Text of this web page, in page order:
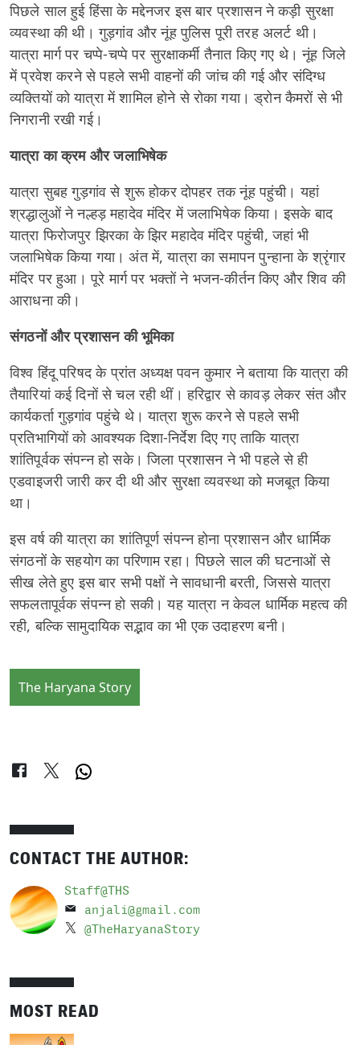
पिछले साल हुई हिंसा के मद्देनजर इस बार प्रशासन ने कड़ी सुरक्षा
व्यवस्था की थी। गुड़गांव और नूंह पुलिस पूरी तरह अलर्ट थी।
यात्रा मार्ग पर चप्पे-चप्पे पर सुरक्षाकर्मी तैनात किए गए थे। नूंह जिले
में प्रवेश करने से पहले सभी वाहनों की जांच की गई और संदिग्ध
व्यक्तियों को यात्रा में शामिल होने से रोका गया। ड्रोन कैमरों से भी
निगरानी रखी गई।
यात्रा का क्रम और जलाभिषेक
यात्रा सुबह गुड़गांव से शुरू होकर दोपहर तक नूंह पहुंची। यहां
श्रद्धालुओं ने नल्हड़ महादेव मंदिर में जलाभिषेक किया। इसके बाद
यात्रा फिरोजपुर झिरका के झिर महादेव मंदिर पहुंची, जहां भी
जलाभिषेक किया गया। अंत में, यात्रा का समापन पुन्हाना के श्रृंगार
मंदिर पर हुआ। पूरे मार्ग पर भक्तों ने भजन-कीर्तन किए और शिव की
आराधना की।
संगठनों और प्रशासन की भूमिका
विश्व हिंदू परिषद के प्रांत अध्यक्ष पवन कुमार ने बताया कि यात्रा की
तैयारियां कई दिनों से चल रही थीं। हरिद्वार से कावड़ लेकर संत और
कार्यकर्ता गुड़गांव पहुंचे थे। यात्रा शुरू करने से पहले सभी
प्रतिभागियों को आवश्यक दिशा-निर्देश दिए गए ताकि यात्रा
शांतिपूर्वक संपन्न हो सके। जिला प्रशासन ने भी पहले से ही
एडवाइजरी जारी कर दी थी और सुरक्षा व्यवस्था को मजबूत किया
था।
इस वर्ष की यात्रा का शांतिपूर्ण संपन्न होना प्रशासन और धार्मिक
संगठनों के सहयोग का परिणाम रहा। पिछले साल की घटनाओं से
सीख लेते हुए इस बार सभी पक्षों ने सावधानी बरती, जिससे यात्रा
सफलतापूर्वक संपन्न हो सकी। यह यात्रा न केवल धार्मिक महत्व की
रही, बल्कि सामुदायिक सद्भाव का भी एक उदाहरण बनी।
The Haryana Story
CONTACT THE AUTHOR:
Staff@THS
anjali@gmail.com
@TheHaryanaStory
MOST READ